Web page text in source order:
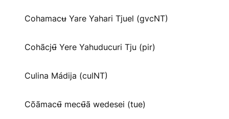
Cohamacʉ Yare Yahari Tjuel (gvcNT)
Cohãcjʉ̃ Yere Yahuducuri Tju (pir)
Culina Mádija (culNT)
Cõãmacʉ̃ mecʉ̃ã wedesei (tue)